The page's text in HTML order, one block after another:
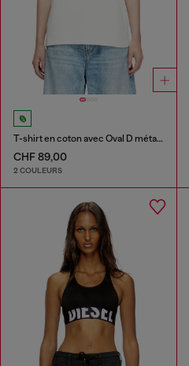
T-shirt en coton avec Oval D métallique
CHF 89,00
2 COULEURS